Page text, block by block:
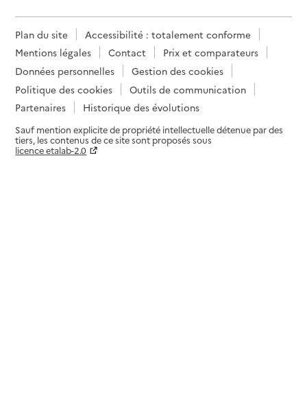
Plan du site
Accessibilité : totalement conforme
Mentions légales
Contact
Prix et comparateurs
Données personnelles
Gestion des cookies
Politique des cookies
Outils de communication
Partenaires
Historique des évolutions
Sauf mention explicite de propriété intellectuelle détenue par des
tiers, les contenus de ce site sont proposés sous
licence etalab-2.0